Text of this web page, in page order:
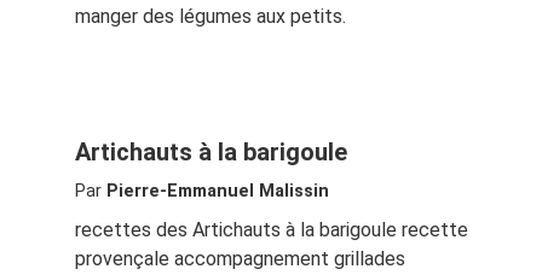
manger des légumes aux petits.
Artichauts à la barigoule
Par Pierre-Emmanuel Malissin
recettes des Artichauts à la barigoule recette
provençale accompagnement grillades